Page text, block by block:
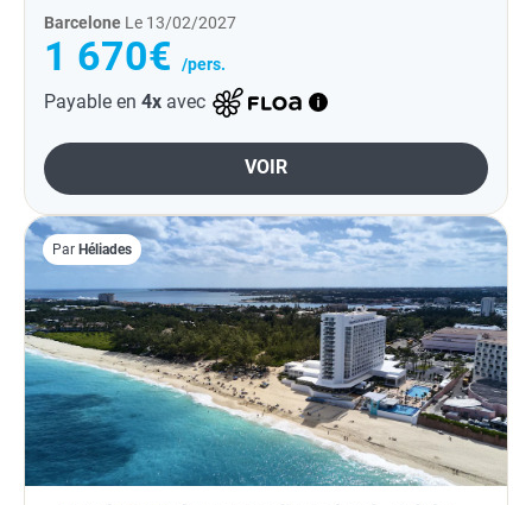
Barcelone Le 13/02/2027
1 670€ /pers.
Payable en 4x avec
VOIR
Par Héliades